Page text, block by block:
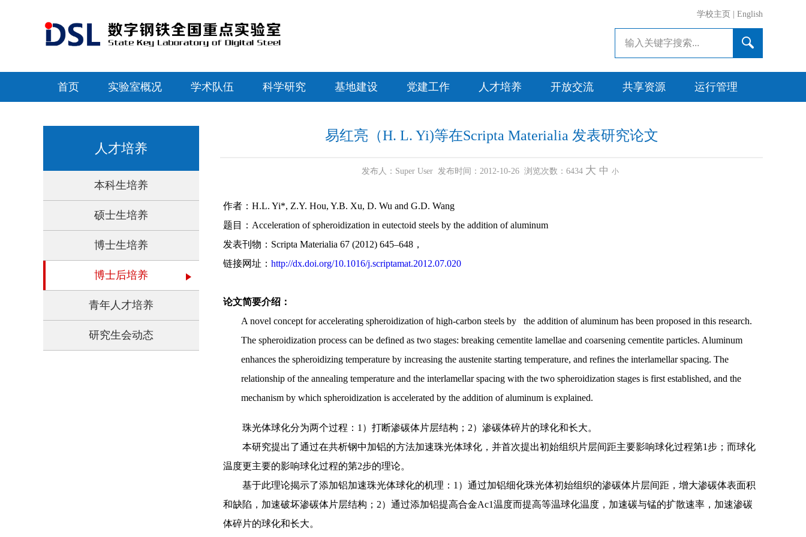
学校主页 English
首页 实验室概况 学术队伍 科学研究 基地建设 党建工作 人才培养 开放交流 共享资源 运行管理
人才培养
本科生培养
硕士生培养
博士生培养
博士后培养
青年人才培养
研究生会动态
易红亮（H. L. Yi)等在Scripta Materialia 发表研究论文
发布人：Super User 发布时间：2012-10-26 浏览次数： 6434 大 中 小
作者：H.L. Yi*, Z.Y. Hou, Y.B. Xu, D. Wu and G.D. Wang
题目：Acceleration of spheroidization in eutectoid steels by the addition of aluminum
发表刊物：Scripta Materialia 67 (2012) 645–648，
链接网址： http://dx.doi.org/10.1016/j.scriptamat.2012.07.020
论文简要介绍：
A novel concept for accelerating spheroidization of high-carbon steels by the addition of aluminum has been proposed in this research.
The spheroidization process can be defined as two stages: breaking cementite lamellae and coarsening cementite particles. Aluminum
enhances the spheroidizing temperature by increasing the austenite starting temperature, and refines the interlamellar spacing. The
relationship of the annealing temperature and the interlamellar spacing with the two spheroidization stages is first established, and the
mechanism by which spheroidization is accelerated by the addition of aluminum is explained.
珠光体球化分为两个过程：1）打断渗碳体片层结构；2）渗碳体碎片的球化和长大。
本研究提出了通过在共析钢中加铝的方法加速珠光体球化，并首次提出初始组织片层间距主要影响球化过程第1步；而球化
温度更主要的影响球化过程的第2步的理论。
基于此理论揭示了添加铝加速珠光体球化的机理：1）通过加铝细化珠光体初始组织的渗碳体片层间距，增大渗碳体表面积
和缺陷，加速破坏渗碳体片层结构；2）通过添加铝提高合金Ac1温度而提高等温球化温度，加速碳与锰的扩散速率，加速渗碳
体碎片的球化和长大。